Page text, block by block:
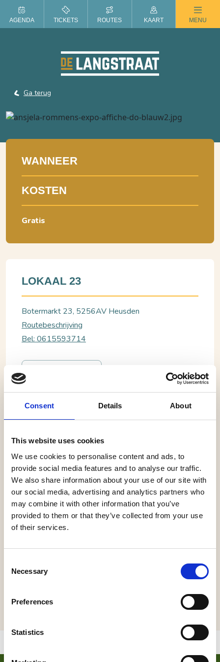
Consent Details About
This website uses cookies
We use cookies to personalise content and ads, to
provide social media features and to analyse our traffic.
We also share information about your use of our site with
our social media, advertising and analytics partners who
may combine it with other information that you’ve
provided to them or that they’ve collected from your use
of their services.
Selection
Necessary
Preferences
Statistics
ZOMER IN DE LANGSTRAAT
Ga terug
Heusden, Lokaal 23
Werken van Ansjela Rommens tot half october.
Ansjela Rommens (1965) woont sinds een half jaar
in de Vesting en geeft ook schilder en tekenlessen
in Lokaal 23, het nieuwe Creatieve Buurthuis van
de Vesting. Ansjela is afgestudeerd aan de
Kunstacademie in Den Bosch, afdelingen
tekenen/schilderen, met tekeningen en
scriptie. Ansjela: ‘Na omzwervingen ben ik weer
gaan schilderen en kwamen de landschappen als
en hoop’.
WANNEER
KOSTEN
Gratis
LOKAAL 23
Botermarkt 23, 5256AV Heusden
Routebeschrijving
Bel: 0615593714
AGENDA TICKETS ROUTES KAART MENU